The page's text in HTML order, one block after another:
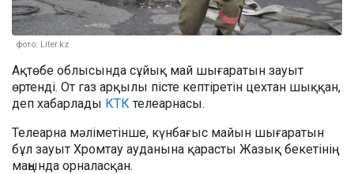
фото: Liter.kz
Ақтөбе облысында сұйық май шығаратын зауыт
өртенді. От газ арқылы пісте кептіретін цехтан шыққан,
деп хабарлады КТК телеарнасы.
Телеарна мәліметінше, күнбағыс майын шығаратын
бұл зауыт Хромтау ауданына қарасты Жазық бекетінің
маңында орналасқан.